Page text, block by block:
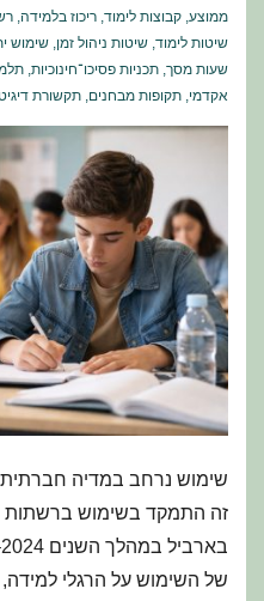
ממוצע, קבוצות לימוד, ריכוז בלמידה,
שיטות לימוד, שיטות ניהול זמן, שימוש
שעות מסך, תכניות פסיכו־חינוכיות,
אקדמי, תקופות מבחנים, תקשורת
שימוש נרחב במדיה
זה התמקד בשימוש ברשתות
של השימוש על הרגלי